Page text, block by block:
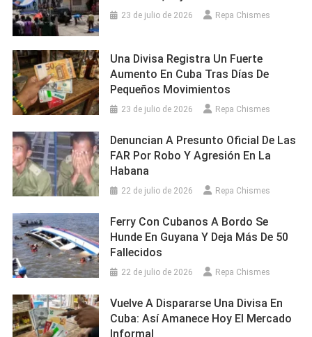
23 de julio de 2026 Repa Chismes
Una Divisa Registra Un Fuerte
Aumento En Cuba Tras Días De
Pequeños Movimientos
23 de julio de 2026 Repa Chismes
Denuncian A Presunto Oficial De Las
FAR Por Robo Y Agresión En La
Habana
22 de julio de 2026 Repa Chismes
Ferry Con Cubanos A Bordo Se
Hunde En Guyana Y Deja Más De 50
Fallecidos
22 de julio de 2026 Repa Chismes
Vuelve A Dispararse Una Divisa En
Cuba: Así Amanece Hoy El Mercado
Informal